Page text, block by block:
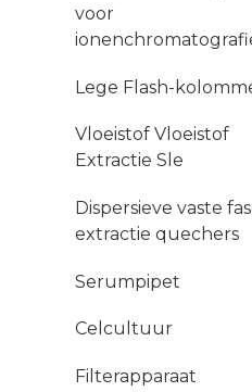
voor
Lege Flash-
Vloeistof Vloeistof
Extractie Sle
Dispersieve vaste
extractie quechers
Serumpipet
Celcultuur
Filterapparaat